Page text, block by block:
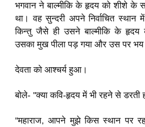
भगवान ने बाल्मीकि के हृदय को शीशे के
था। वह सुन्दरी अपने निर्वाचित स्थान में
किन्तु जैसे ही उसने बाल्मीकि के हृदय
उसका मुख पीला पड़ गया और उस पर भय
देवता को आश्चर्य हुआ।
बोले- ''क्या कवि-हृदय में भी रहने से डरती
''महाराज, आपने मुझे किस स्थान पर